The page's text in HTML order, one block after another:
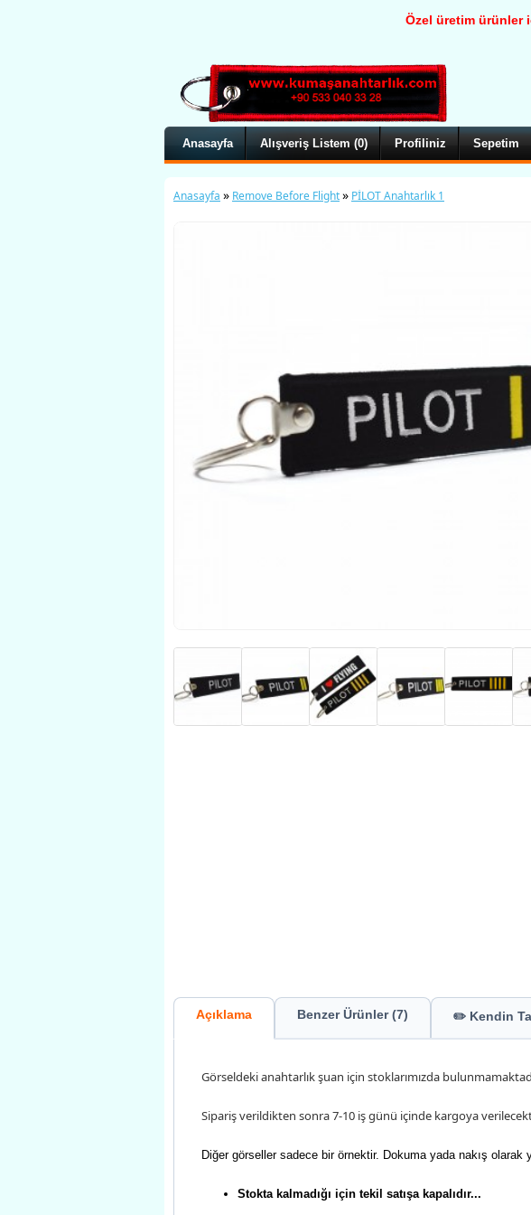
Özel üretim ürünler
Anasayfa Alışveriş Listem (0) Profiliniz Sepetim
Anasayfa » Remove Before Flight» PİLOT Anahtarlık 1
Açıklama Benzer Ürünler (7) ✏️ Kendin
Görseldeki anahtarlık şuan için stoklarımızda
Sipariş verildikten sonra 7-10 iş günü içinde kargoya
Diğer görseller sadece bir örnektir. Dokuma yada nakış olarak
Stokta kalmadığı için tekil satışa kapalıdır...